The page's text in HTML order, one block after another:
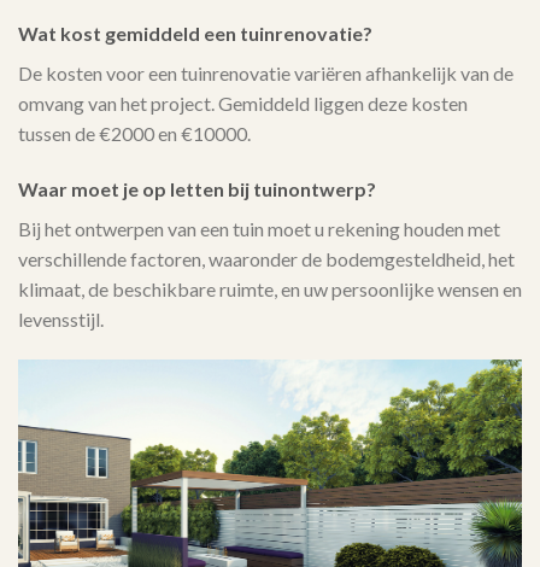
Wat kost gemiddeld een tuinrenovatie?
De kosten voor een tuinrenovatie variëren afhankelijk van de
omvang van het project. Gemiddeld liggen deze kosten
tussen de €2000 en €10000.
Waar moet je op letten bij tuinontwerp?
Bij het ontwerpen van een tuin moet u rekening houden met
verschillende factoren, waaronder de bodemgesteldheid, het
klimaat, de beschikbare ruimte, en uw persoonlijke wensen en
levensstijl.